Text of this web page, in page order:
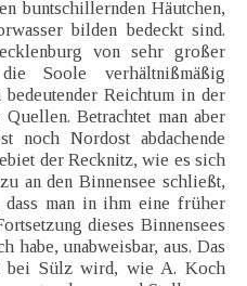
buntschillernden Häutchen,
bilden bedeckt sind.
von sehr großer
Soole verhältnißmäßig
Reichtum in der
Betrachtet man aber
noch Nordost abdachende
der Recknitz, wie es sich
an den Binnensee schließt,
dass man in ihm eine früher
dieses Binnensees
habe, unabweisbar, aus. Das
bei Sülz wird, wie A. Koch